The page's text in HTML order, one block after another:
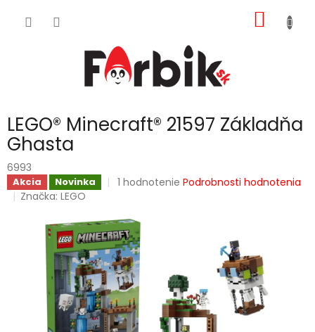
KOŠÍK
LEGO® Minecraft® 21597 Základňa
Ghasta
6993
Akcia Novinka
Priemerné
je
5,0
z
5
hviezdičiek.
1 hodnotenie Podrobnosti hodnotenia
Značka:LEGO